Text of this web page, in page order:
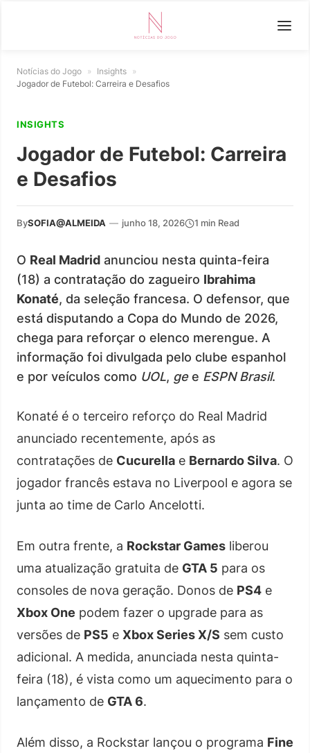
Notícias do Jogo » Insights »
Jogador de Futebol: Carreira e Desafios
INSIGHTS
Jogador de Futebol: Carreira
e Desafios
BySOFIA@ALMEIDA — junho 18, 2026 1 min Read
O Real Madrid anunciou nesta quinta-feira
(18) a contratação do zagueiro Ibrahima
Konaté, da seleção francesa. O defensor, que
está disputando a Copa do Mundo de 2026,
chega para reforçar o elenco merengue. A
informação foi divulgada pelo clube espanhol
e por veículos como UOL, gee ESPN Brasil.
Konaté é o terceiro reforço do Real Madrid
anunciado recentemente, após as
contratações de Cucurella e Bernardo Silva. O
jogador francês estava no Liverpool e agora se
junta ao time de Carlo Ancelotti.
Em outra frente, a Rockstar Games liberou
uma atualização gratuita de GTA 5 para os
consoles de nova geração. Donos de PS4 e
Xbox One podem fazer o upgrade para as
versões de PS5 e Xbox Series X/S sem custo
adicional. A medida, anunciada nesta quinta-
feira (18), é vista como um aquecimento para o
lançamento de GTA 6.
Além disso, a Rockstar lançou o programa Fine